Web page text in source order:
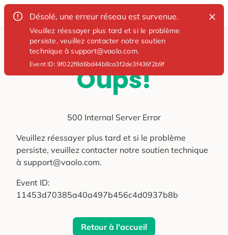
Désolé, une erreur réseau est survenue.
Veuillez réessayer plus tard et si le problème
persiste, veuillez contacter notre soutien
technique à support@vaolo.com.
Event ID:9f022f8d6bd44b8ca3f2de3f436f2b9f
Oups!
500 Internal Server Error
Veuillez réessayer plus tard et si le problème
persiste, veuillez contacter notre soutien technique
à support@vaolo.com.
Event ID:
11453d70385a40a497b456c4d0937b8b
Retour à l'accueil